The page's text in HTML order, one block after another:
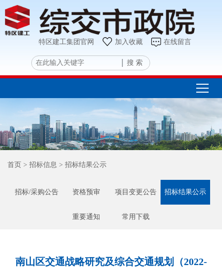
特区建工集团官网 加入收藏 在线留言
搜 索
首页 > 招标信息 > 招标结果公示
招标/采购公告 资格预审 项目变更公告 招标结果公示
重要通知 常用下载
南山区交通战略研究及综合交通规划（2022-